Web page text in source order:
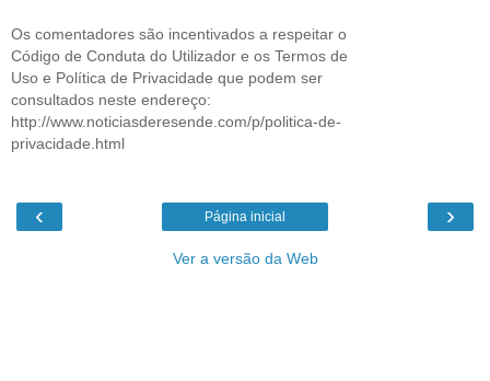
Os comentadores são incentivados a respeitar o
Código de Conduta do Utilizador e os Termos de
Uso e Política de Privacidade que podem ser
consultados neste endereço:
http://www.noticiasderesende.com/p/politica-de-
privacidade.html
‹ ›
Página inicial
Ver a versão da Web